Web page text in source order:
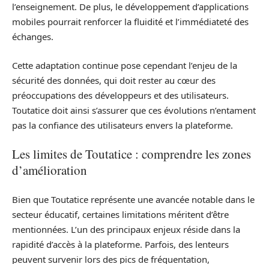
l’enseignement. De plus, le développement d’applications
mobiles pourrait renforcer la fluidité et l’immédiateté des
échanges.
Cette adaptation continue pose cependant l’enjeu de la
sécurité des données, qui doit rester au cœur des
préoccupations des développeurs et des utilisateurs.
Toutatice doit ainsi s’assurer que ces évolutions n’entament
pas la confiance des utilisateurs envers la plateforme.
Les limites de Toutatice : comprendre les zones
d’amélioration
Bien que Toutatice représente une avancée notable dans le
secteur éducatif, certaines limitations méritent d’être
mentionnées. L’un des principaux enjeux réside dans la
rapidité d’accès à la plateforme. Parfois, des lenteurs
peuvent survenir lors des pics de fréquentation,